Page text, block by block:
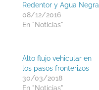
Redentor y Agua Negra
08/12/2016
En "Noticias"
Alto flujo vehicular en
los pasos fronterizos
30/03/2018
En "Noticias"